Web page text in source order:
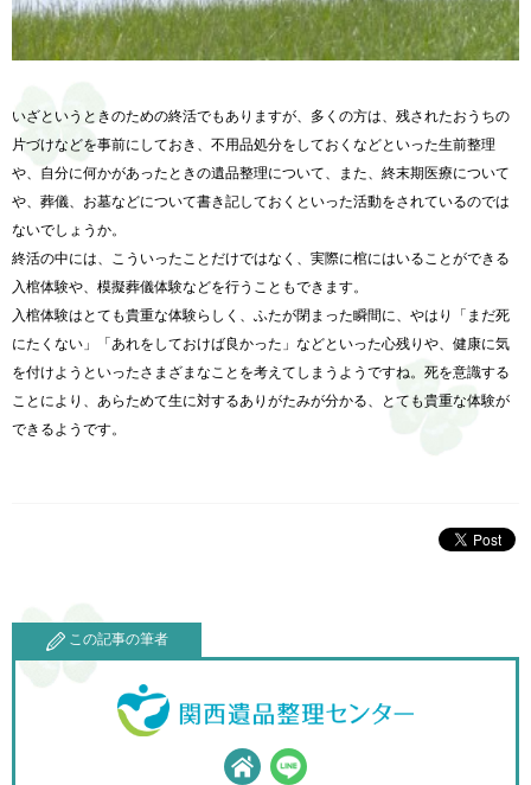
いざというときのための終活でもありますが、多くの方は、残されたおうちの
片づけなどを事前にしておき、不用品処分をしておくなどといった生前整理
や、自分に何かがあったときの遺品整理について、また、終末期医療について
や、葬儀、お墓などについて書き記しておくといった活動をされているのでは
ないでしょうか。
終活の中には、こういったことだけではなく、実際に棺にはいることができる
入棺体験や、模擬葬儀体験などを行うこともできます。
入棺体験はとても貴重な体験らしく、ふたが閉まった瞬間に、やはり「まだ死
にたくない」「あれをしておけば良かった」などといった心残りや、健康に気
を付けようといったさまざまなことを考えてしまうようですね。死を意識する
ことにより、あらためて生に対するありがたみが分かる、とても貴重な体験が
できるようです。
この記事の筆者